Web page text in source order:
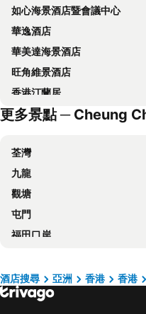
如心海景酒店暨會議中心
華逸酒店
華美達海景酒店
旺角維景酒店
香港汀蘭居
九龍維景酒店
華麗銅鑼灣酒店 (貝斯特韋斯特成員酒店)
迪士尼好萊塢酒店
Regala Skycity Hotel
旭逸酒店‧旺角
富薈炮台山酒店
Mini Central
香港華大盛品酒店 (貝斯特韋斯特成員酒店)
更多景點 ─ Cheung
荃灣
九龍
觀塘
屯門
福田口岸
香港國際機場
東涌
酒店搜尋 亞洲 香港 香港